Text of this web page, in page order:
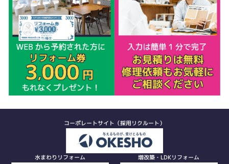
コーポレートサイト（採用リクルート）
水まわりリフォーム 増改築・LDKリフォーム